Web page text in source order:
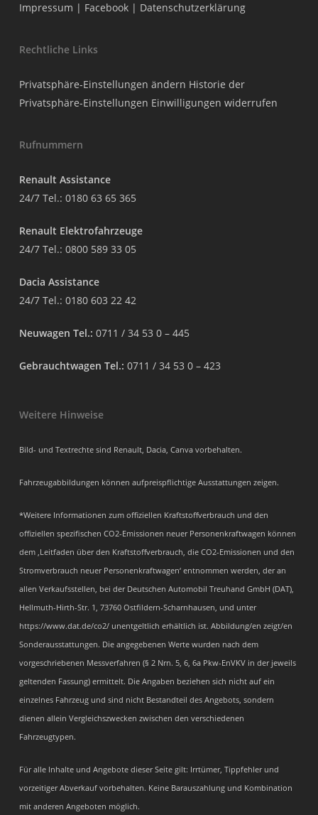
Impressum | Facebook| Datenschutzerklärung
Rechtliche Links
Privatsphäre-Einstellungen ändern Historie der
Privatsphäre-Einstellungen Einwilligungen widerrufen
Rufnummern
Renault Assistance
24/7 Tel.: 0180 63 65 365
Renault Elektrofahrzeuge
24/7 Tel.: 0800 589 33 05
Dacia Assistance
24/7 Tel.: 0180 603 22 42
Neuwagen Tel.: 0711 / 34 53 0 – 445
Gebrauchtwagen Tel.: 0711 / 34 53 0 – 423
Weitere Hinweise
Bild- und Textrechte sind Renault, Dacia, Canva vorbehalten.
Fahrzeugabbildungen können aufpreispflichtige Ausstattungen zeigen.
*Weitere Informationen zum offiziellen Kraftstoffverbrauch und den
offiziellen spezifischen CO2-Emissionen neuer Personenkraftwagen können
dem ‚Leitfaden über den Kraftstoffverbrauch, die CO2-Emissionen und den
Stromverbrauch neuer Personenkraftwagen‘ entnommen werden, der an
allen Verkaufsstellen, bei der Deutschen Automobil Treuhand GmbH (DAT),
Hellmuth-Hirth-Str. 1, 73760 Ostfildern-Scharnhausen, und unter
https://www.dat.de/co2/ unentgeltlich erhältlich ist. Abbildung/en zeigt/en
Sonderausstattungen. Die angegebenen Werte wurden nach dem
vorgeschriebenen Messverfahren (§ 2 Nrn. 5, 6, 6a Pkw-EnVKV in der jeweils
geltenden Fassung) ermittelt. Die Angaben beziehen sich nicht auf ein
einzelnes Fahrzeug und sind nicht Bestandteil des Angebots, sondern
dienen allein Vergleichszwecken zwischen den verschiedenen
Fahrzeugtypen.
Für alle Inhalte und Angebote dieser Seite gilt: Irrtümer, Tippfehler und
vorzeitiger Abverkauf vorbehalten. Keine Barauszahlung und Kombination
mit anderen Angeboten möglich.